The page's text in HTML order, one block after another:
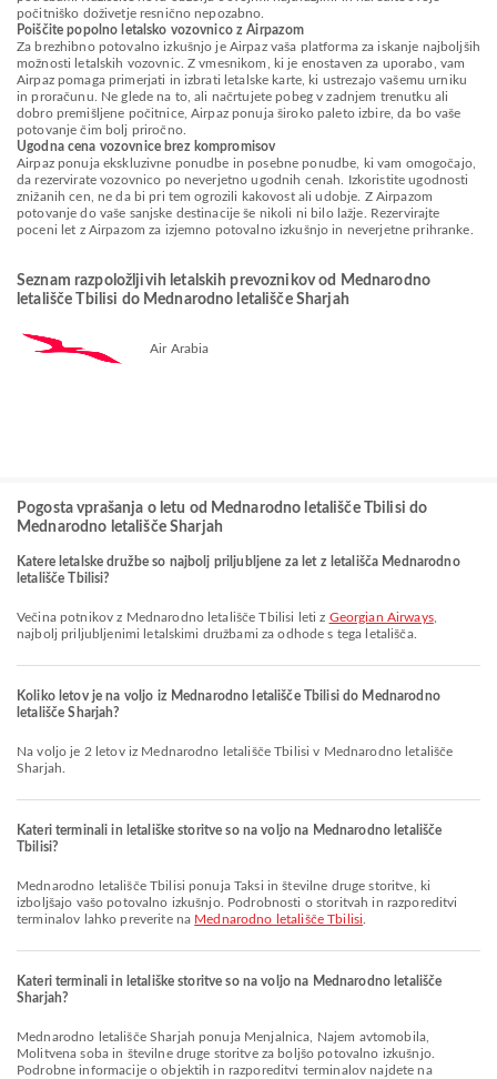
počitniško doživetje resnično nepozabno.
Poiščite popolno letalsko vozovnico z Airpazom
Za brezhibno potovalno izkušnjo je Airpaz vaša platforma za iskanje najboljših
možnosti letalskih vozovnic. Z vmesnikom, ki je enostaven za uporabo, vam
Airpaz pomaga primerjati in izbrati letalske karte, ki ustrezajo vašemu urniku
in proračunu. Ne glede na to, ali načrtujete pobeg v zadnjem trenutku ali
dobro premišljene počitnice, Airpaz ponuja široko paleto izbire, da bo vaše
potovanje čim bolj priročno.
Ugodna cena vozovnice brez kompromisov
Airpaz ponuja ekskluzivne ponudbe in posebne ponudbe, ki vam omogočajo,
da rezervirate vozovnico po neverjetno ugodnih cenah. Izkoristite ugodnosti
znižanih cen, ne da bi pri tem ogrozili kakovost ali udobje. Z Airpazom
potovanje do vaše sanjske destinacije še nikoli ni bilo lažje. Rezervirajte
poceni let z Airpazom za izjemno potovalno izkušnjo in neverjetne prihranke.
Seznam razpoložljivih letalskih prevoznikov od Mednarodno
letališče Tbilisi do Mednarodno letališče Sharjah
Air Arabia
Pogosta vprašanja o letu od Mednarodno letališče Tbilisi do
Mednarodno letališče Sharjah
Katere letalske družbe so najbolj priljubljene za let z letališča Mednarodno
letališče Tbilisi?
Večina potnikov z Mednarodno letališče Tbilisi leti z Georgian Airways,
najbolj priljubljenimi letalskimi družbami za odhode s tega letališča.
Koliko letov je na voljo iz Mednarodno letališče Tbilisi do Mednarodno
letališče Sharjah?
Na voljo je 2 letov iz Mednarodno letališče Tbilisi v Mednarodno letališče
Sharjah.
Kateri terminali in letališke storitve so na voljo na Mednarodno letališče
Tbilisi?
Mednarodno letališče Tbilisi ponuja Taksi in številne druge storitve, ki
izboljšajo vašo potovalno izkušnjo. Podrobnosti o storitvah in razporeditvi
terminalov lahko preverite na Mednarodno letališče Tbilisi
Kateri terminali in letališke storitve so na voljo na Mednarodno letališče
Sharjah?
Mednarodno letališče Sharjah ponuja Menjalnica, Najem avtomobila,
Molitvena soba in številne druge storitve za boljšo potovalno izkušnjo.
Podrobne informacije o objektih in razporeditvi terminalov najdete na